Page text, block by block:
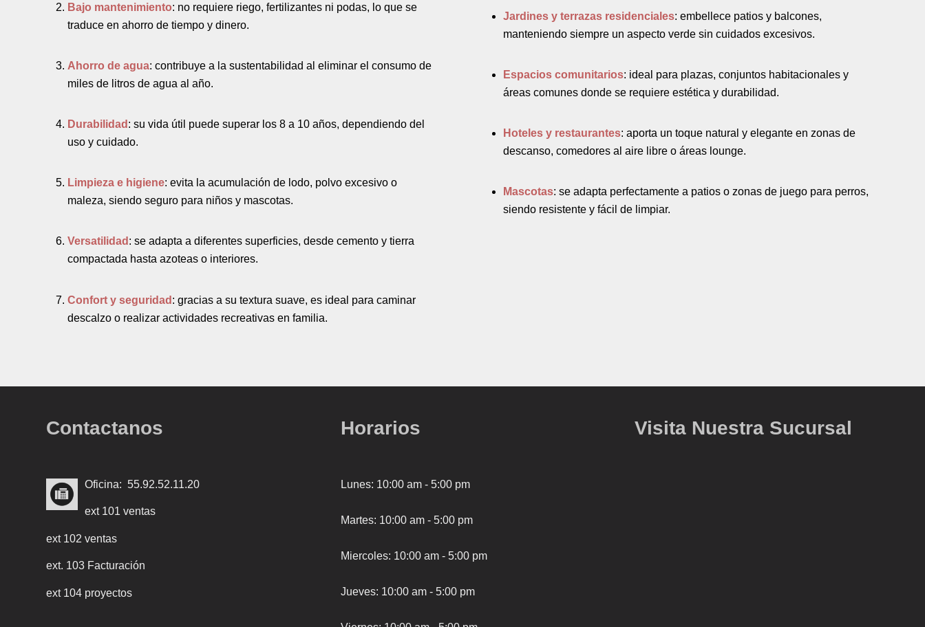
Bajo mantenimiento: no requiere riego, fertilizantes ni podas, lo que se
traduce en ahorro de tiempo y dinero.
Ahorro de agua: contribuye a la sustentabilidad al eliminar el consumo de
miles de litros de agua al año.
Durabilidad : su vida útil puede superar los 8 a 10 años, dependiendo del
uso y cuidado.
Limpieza e higiene: evita la acumulación de lodo, polvo excesivo o
maleza, siendo seguro para niños y mascotas.
Versatilidad : se adapta a diferentes superficies, desde cemento y tierra
compactada hasta azoteas o interiores.
Confort y seguridad : gracias a su textura suave, es ideal para caminar
descalzo o realizar actividades recreativas en familia.
Jardines y terrazas residenciales: embellece patios y balcones,
manteniendo siempre un aspecto verde sin cuidados excesivos.
Espacios comunitarios: ideal para plazas, conjuntos habitacionales y
áreas comunes donde se requiere estética y durabilidad.
Hoteles y restaurantes: aporta un toque natural y elegante en zonas de
descanso, comedores al aire libre o áreas lounge.
Mascotas: se adapta perfectamente a patios o zonas de juego para perros,
siendo resistente y fácil de limpiar.
Contactanos
Oficina: 55.92.52.11.20
ext 101 ventas
ext 102 ventas
ext. 103 Facturación
ext 104 proyectos
Horarios
Lunes: 10:00 am - 5:00 pm
Martes: 10:00 am - 5:00 pm
Miercoles: 10:00 am - 5:00 pm
Jueves: 10:00 am - 5:00 pm
Visita Nuestra Sucursal